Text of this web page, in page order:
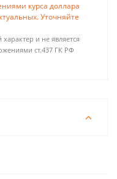
курса доллара
Уточняйте
и не является
ст.437 ГК РФ